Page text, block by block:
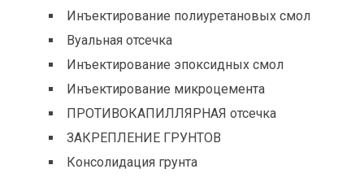
Инъектирование полиуретановых смол
Вуальная отсечка
Инъектирование эпоксидных смол
Инъектирование микроцемента
ПРОТИВОКАПИЛЛЯРНАЯ отсечка
ЗАКРЕПЛЕНИЕ ГРУНТОВ
Консолидация грунта